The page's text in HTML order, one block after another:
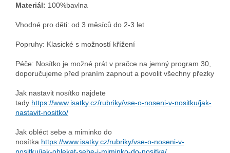
Materiál: 100%bavlna
Vhodné pro děti: od 3 měsíců do 2-3 let
Popruhy: Klasické s možností křížení
Péče: Nosítko je možné prát v pračce na jemný program 30,
doporučujeme před praním zapnout a povolit všechny přezky
Jak nastavit nosítko najdete
tady https://www.isatky.cz/rubriky/vse-o-noseni-v-nositku/jak-
nastavit-nositko/
Jak obléct sebe a miminko do
nosítka https://www.isatky.cz/rubriky/vse-o-noseni-v-
nositku/jak-oblekat-sebe-i-miminko-do-nositka/